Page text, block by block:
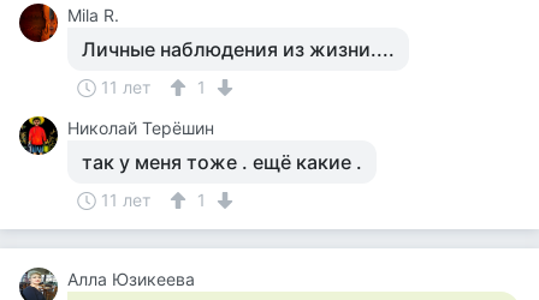
Mila R.
Личные наблюдения из жизни....
11 лет
1
Николай Терёшин
так у меня тоже . ещё какие .
11 лет 1
Алла Юзикеева